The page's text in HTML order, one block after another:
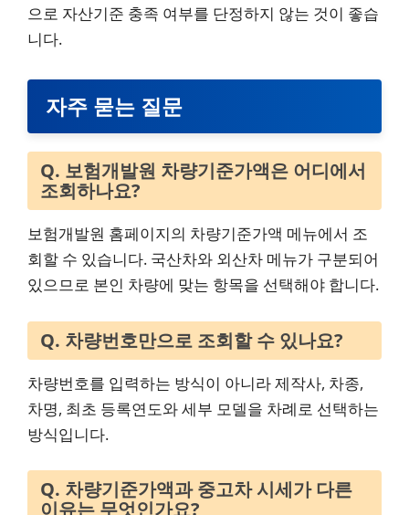
으로 자산기준 충족 여부를 단정하지 않는 것이 좋습
니다.
자주 묻는 질문
Q. 보험개발원 차량기준가액은 어디에서
조회하나요?
보험개발원 홈페이지의 차량기준가액 메뉴에서 조
회할 수 있습니다. 국산차와 외산차 메뉴가 구분되어
있으므로 본인 차량에 맞는 항목을 선택해야 합니다.
Q. 차량번호만으로 조회할 수 있나요?
차량번호를 입력하는 방식이 아니라 제작사, 차종,
차명, 최초 등록연도와 세부 모델을 차례로 선택하는
방식입니다.
Q. 차량기준가액과 중고차 시세가 다른
이유는 무엇인가요?